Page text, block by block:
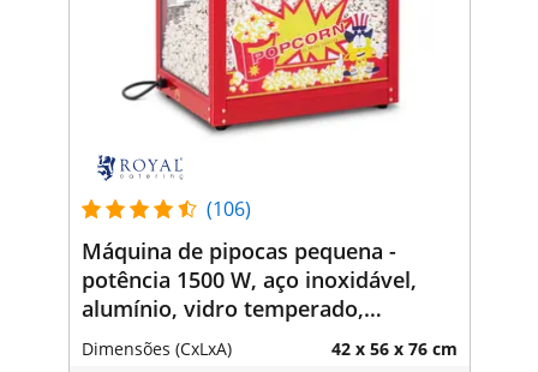
(106)
Máquina de pipocas pequena -
potência 1500 W, aço inoxidável,
alumínio, vidro temperado,
revestimento antiaderente
Dimensões (CxLxA) 42 x 56 x 76 cm